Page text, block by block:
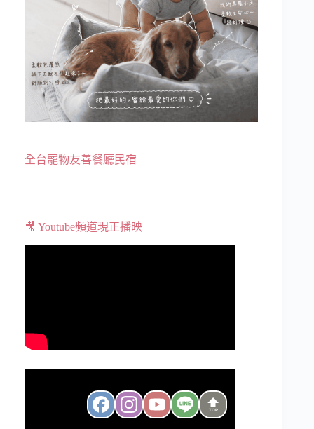
全台寵物友善餐廳民宿
🎥 Youtube頻道現正播映
TOP